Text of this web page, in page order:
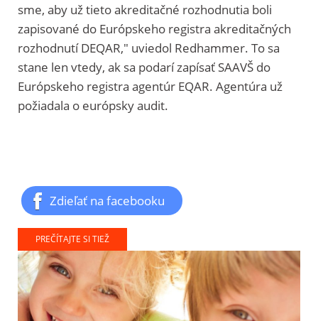
sme, aby už tieto akreditačné rozhodnutia boli
zapisované do Európskeho registra akreditačných
rozhodnutí DEQAR," uviedol Redhammer. To sa
stane len vtedy, ak sa podarí zapísať SAAVŠ do
Európskeho registra agentúr EQAR. Agentúra už
požiadala o európsky audit.
Zdieľať na facebooku
PREČÍTAJTE SI TIEŽ